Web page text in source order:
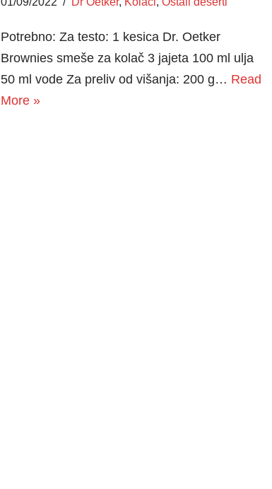
Potrebno: Za testo: 1 kesica Dr. Oetker
Brownies smeše za kolač 3 jajeta 100 ml ulja
50 ml vode Za preliv od višanja: 200 g… Read
More »